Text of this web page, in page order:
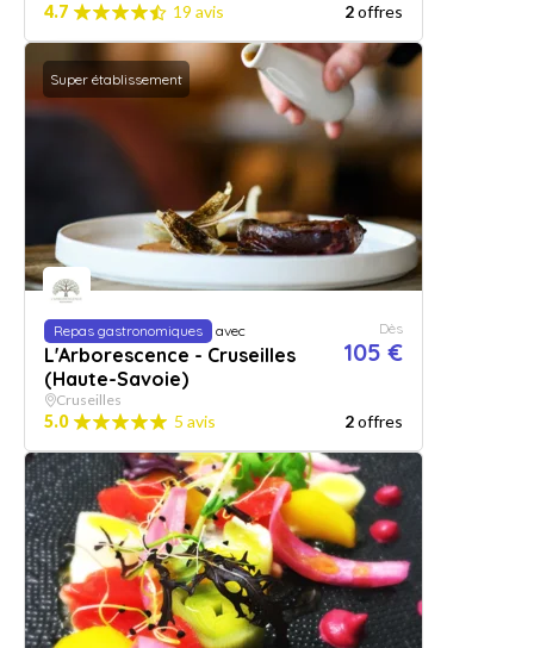
4.7 19 avis 2offres
Super établissement
Repas gastronomiques avec
L'Arborescence - Cruseilles
(Haute-Savoie)
Dès
105 €
Cruseilles
5.0 5 avis 2offres